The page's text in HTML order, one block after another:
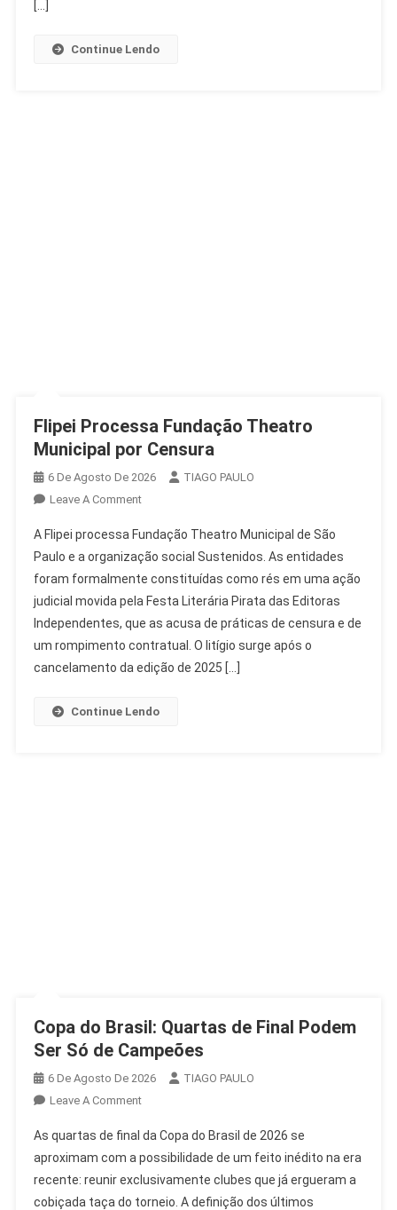
[…]
Continue Lendo
Flipei Processa Fundação Theatro
Municipal por Censura
6 De Agosto De 2026
TIAGO PAULO
Leave A CommentOn
Processa
Fundação
Theatro
Municipal
Por
Censura
A Flipei processa Fundação Theatro Municipal de São
Paulo e a organização social Sustenidos. As entidades
foram formalmente constituídas como rés em uma ação
judicial movida pela Festa Literária Pirata das Editoras
Independentes, que as acusa de práticas de censura e de
um rompimento contratual. O litígio surge após o
cancelamento da edição de 2025 […]
Continue Lendo
Copa do Brasil: Quartas de Final Podem
Ser Só de Campeões
6 De Agosto De 2026
TIAGO PAULO
Leave A CommentOn
Do
Brasil:
Quartas
De
As quartas de final da Copa do Brasil de 2026 se
aproximam com a possibilidade de um feito inédito na era
recente: reunir exclusivamente clubes que já ergueram a
cobiçada taça do torneio. A definição dos últimos